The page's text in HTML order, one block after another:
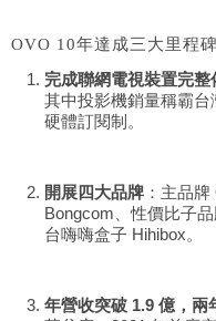
OVO 10年達成三大里程碑
完成聯網電視裝置完整
其中投影機銷量稱霸台
硬體訂閱制。
開展四大品牌 ：主品
Bongcom、性價比子
台嗨嗨盒子 Hihibox。
年營收突破 1.9 億，兩